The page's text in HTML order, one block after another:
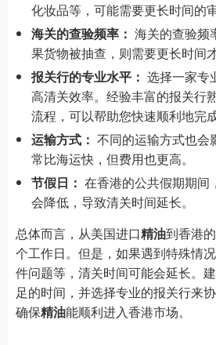
化妆品等，可能需要更长时间的
海关的查验频率： 海关的查验频
果货物被抽查，则需要更长时间
报关行的专业水平： 选择一家专
高清关效率。经验丰富的报关行
流程，可以帮助您快速顺利地完成
运输方式： 不同的运输方式也会
常比海运快，但费用也更高。
节假日： 在香港的公共假期期间
会降低，导致清关时间延长。
总体而言，从美国进口精油到香港
个工作日。但是，如果遇到特殊情
件问题等，清关时间可能会延长。
足的时间，并选择专业的报关行来
确保精油能顺利进入香港市场。